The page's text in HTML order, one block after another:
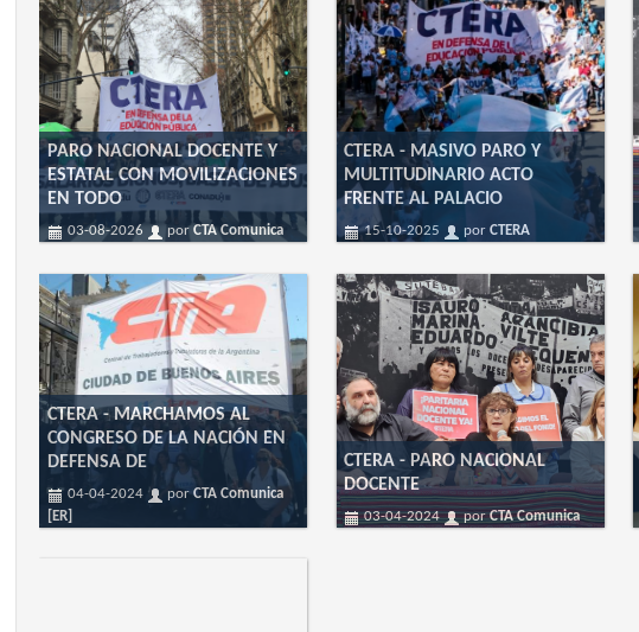
PARO NACIONAL DOCENTE Y
ESTATAL CON MOVILIZACIONES
EN TODO
03-08-2026 porCTA Comunica
CTERA - MASIVO PARO Y
MULTITUDINARIO ACTO
FRENTE AL PALACIO
15-10-2025 porCTERA
CTERA - MARCHAMOS AL
CONGRESO DE LA NACIÓN EN
DEFENSA DE
04-04-2024 porCTA Comunica
[ER]
CTERA - PARO NACIONAL
DOCENTE
03-04-2024 porCTA Comunica